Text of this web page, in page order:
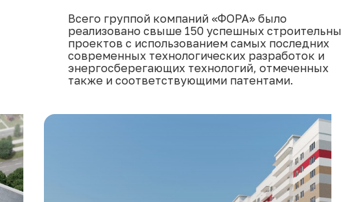
Всего группой компаний «ФОРА» было
реализовано свыше 150 успешных
проектов с использованием самых последних
современных технологических разработок и
энергосберегающих технологий, отмеченных
также и соответствующими патентами.